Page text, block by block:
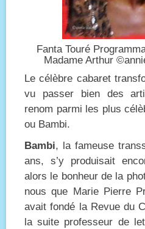
Fanta Touré
Madame Arthur
Le célèbre cabaret
vu passer bien des
renom parmi les plus
ou Bambi.
Bambi, la fameuse
ans, s’y produisait
alors le bonheur de la
nous que Marie Pierre
avait fondé la Revue du
la suite professeur de